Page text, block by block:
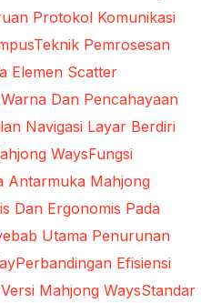
Protokol Komunikasi
Teknik Pemrosesan
Elemen Scatter
Dan Pencahayaan
Navigasi Layar Berdiri
WaysFungsi
Antarmuka Mahjong
Dan Ergonomis Pada
Utama Penurunan
Perbandingan Efisiensi
Mahjong WaysStandar